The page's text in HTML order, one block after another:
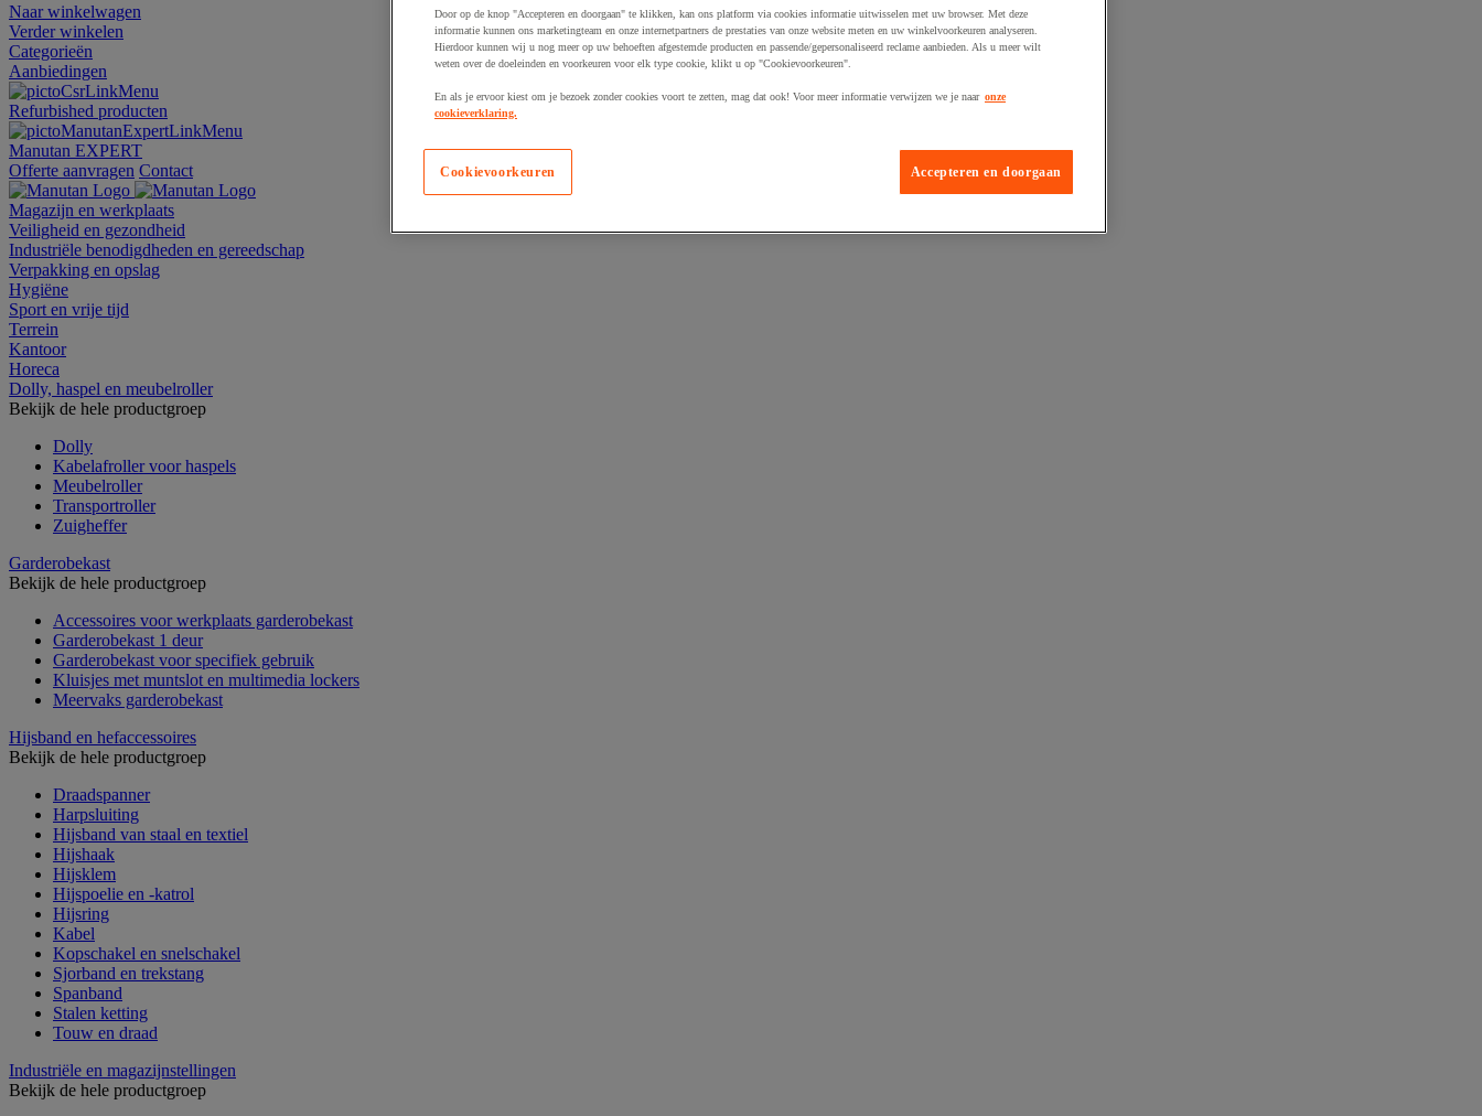
Naar winkelwagen
Verder winkelen
Categorieën
Aanbiedingen
Refurbished producten
Manutan EXPERT
Offerte aanvragen Contact
Magazijn en werkplaats
Veiligheid en gezondheid
Industriële benodigdheden en gereedschap
Verpakking en opslag
Hygiëne
Sport en vrije tijd
Terrein
Kantoor
Horeca
Dolly, haspel en meubelroller
Bekijk de hele productgroep
Dolly
Kabelafroller voor haspels
Meubelroller
Transportroller
Zuigheffer
Garderobekast
Bekijk de hele productgroep
Accessoires voor werkplaats garderobekast
Garderobekast 1 deur
Garderobekast voor specifiek gebruik
Kluisjes met muntslot en multimedia lockers
Meervaks garderobekast
Hijsband en hefaccessoires
Bekijk de hele productgroep
Draadspanner
Harpsluiting
Hijsband van staal en textiel
Hijshaak
Hijsklem
Hijspoelie en -katrol
Hijsring
Kabel
Kopschakel en snelschakel
Sjorband en trekstang
Spanband
Stalen ketting
Touw en draad
Industriële en magazijnstellingen
Bekijk de hele productgroep
Door op de knop "Accepteren en doorgaan" te klikken, kan ons platform via cookies informatie uitwisselen met uw browser. Met deze
informatie kunnen ons marketingteam en onze internetpartners de prestaties van onze website meten en uw winkelvoorkeuren analyseren.
Hierdoor kunnen wij u nog meer op uw behoeften afgestemde producten en passende/gepersonaliseerd reclame aanbieden. Als u meer wilt
weten over de doeleinden en voorkeuren voor elk type cookie, klikt u op "Cookievoorkeuren".
En als je ervoor kiest om je bezoek zonder cookies voort te zetten, mag dat ook! Voor meer informatie verwijzen we je naar onze
cookieverklaring.
Accepteren en doorgaan
Cookievoorkeuren